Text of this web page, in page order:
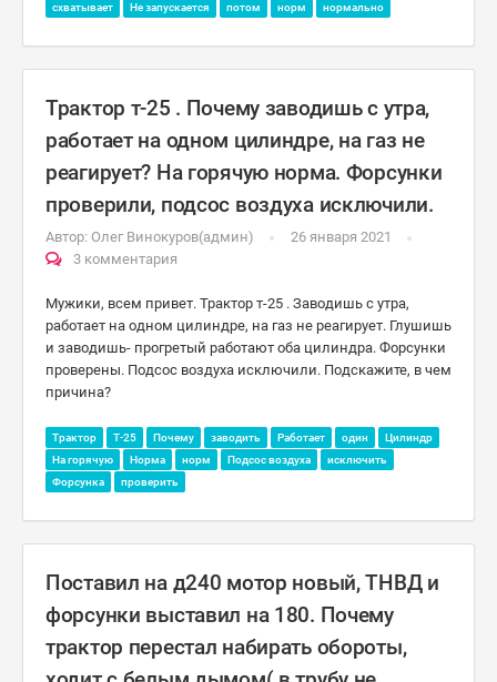
схватывает
Не запускается потом норм нормально
Трактор т-25 . Почему заводишь с утра,
работает на одном цилиндре, на газ не
реагирует? На горячую норма. Форсунки
проверили, подсос воздуха исключили.
Автор: Олег Винокуров(админ)
26 января 2021
3 комментария
Мужики, всем привет. Трактор т-25 . Заводишь с утра,
работает на одном цилиндре, на газ не реагирует. Глушишь
и заводишь- прогретый работают оба цилиндра. Форсунки
проверены. Подсос воздуха исключили. Подскажите, в чем
причина?
Трактор Т-25 Почему заводить Работает один
Цилиндр
На горячую
Норма норм Подсос воздуха
исключить
Форсунка
проверить
Поставил на д240 мотор новый, ТНВД и
форсунки выставил на 180. Почему
трактор перестал набирать обороты,